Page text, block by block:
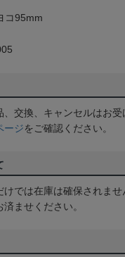
コ95mm
交換、キャンセルはお受
ージをご確認ください。
けでは在庫は確保されま
ませください。